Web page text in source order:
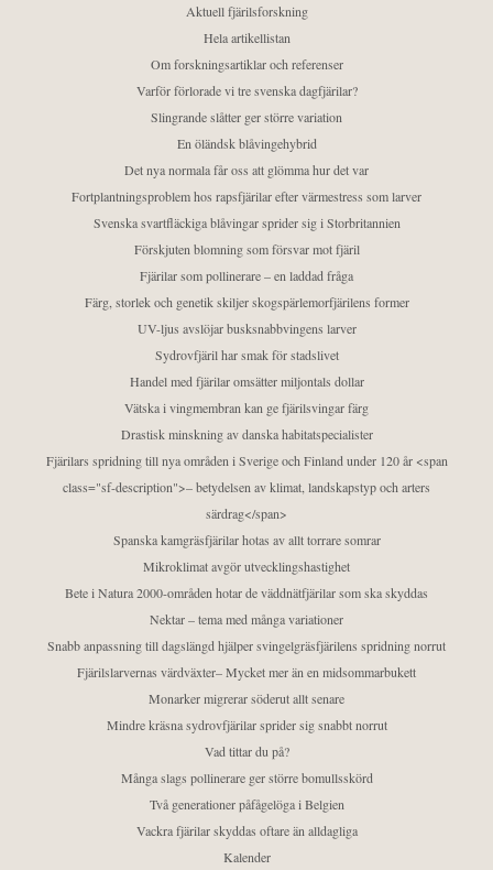
Aktuell fjärilsforskning
Hela artikellistan
Om forskningsartiklar och referenser
Varför förlorade vi tre svenska dagfjärilar?
Slingrande slåtter ger större variation
En öländsk blåvingehybrid
Det nya normala får oss att glömma hur det var
Fortplantningsproblem hos rapsfjärilar efter värmestress som larver
Svenska svartfläckiga blåvingar sprider sig i Storbritannien
Förskjuten blomning som försvar mot fjäril
Fjärilar som pollinerare – en laddad fråga
Färg, storlek och genetik skiljer skogspärlemorfjärilens former
UV-ljus avslöjar busksnabbvingens larver
Sydrovfjäril har smak för stadslivet
Handel med fjärilar omsätter miljontals dollar
Vätska i vingmembran kan ge fjärilsvingar färg
Drastisk minskning av danska habitatspecialister
Fjärilars spridning till nya områden i Sverige och Finland under 120 år <span
class="sf-description">– betydelsen av klimat, landskapstyp och arters
särdrag</span>
Spanska kamgräsfjärilar hotas av allt torrare somrar
Mikroklimat avgör utvecklingshastighet
Bete i Natura 2000-områden hotar de väddnätfjärilar som ska skyddas
Nektar – tema med många variationer
Snabb anpassning till dagslängd hjälper svingelgräsfjärilens spridning norrut
Fjärilslarvernas värdväxter– Mycket mer än en midsommarbukett
Monarker migrerar söderut allt senare
Mindre kräsna sydrovfjärilar sprider sig snabbt norrut
Vad tittar du på?
Många slags pollinerare ger större bomullsskörd
Två generationer påfågelöga i Belgien
Vackra fjärilar skyddas oftare än alldagliga
Kalender